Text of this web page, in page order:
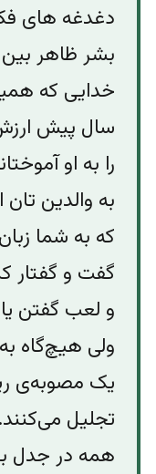
دغدغه‌ های
بشر ظاهر
خدایی که
سال پیش ارزش
را به او
به والدین
که به شما
گفت و گفتار
و لعب گفتن
ولی هیچ‌گاه
یک مصوبه‌ی
تجلیل
همه در جدل